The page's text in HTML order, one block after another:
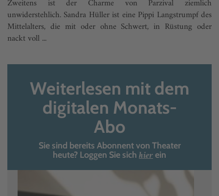
Zweitens ist der Charme von Parzival ziemlich
unwiderstehlich. Sandra Hüller ist eine Pippi Langstrumpf des
Mittelalters, die mit oder ohne Schwert, in Rüstung oder
nackt voll ...
Weiterlesen mit dem
digitalen Monats-
Abo
Sie sind bereits Abonnent von Theater
heute? Loggen Sie sich hierein